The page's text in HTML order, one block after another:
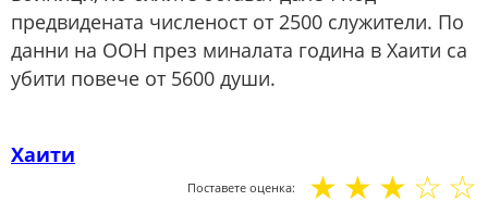
предвидената численост от 2500 служители. По
данни на ООН през миналата година в Хаити са
убити повече от 5600 души.
Хаити
Поставете оценка: ☆
☆
☆
☆
☆